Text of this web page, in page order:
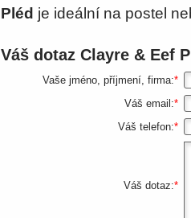
Pléd je ideální na postel
Váš dotaz Clayre & Eef
Vaše jméno, příjmení, firma:*
Váš email:*
Váš telefon:*
Váš dotaz:*